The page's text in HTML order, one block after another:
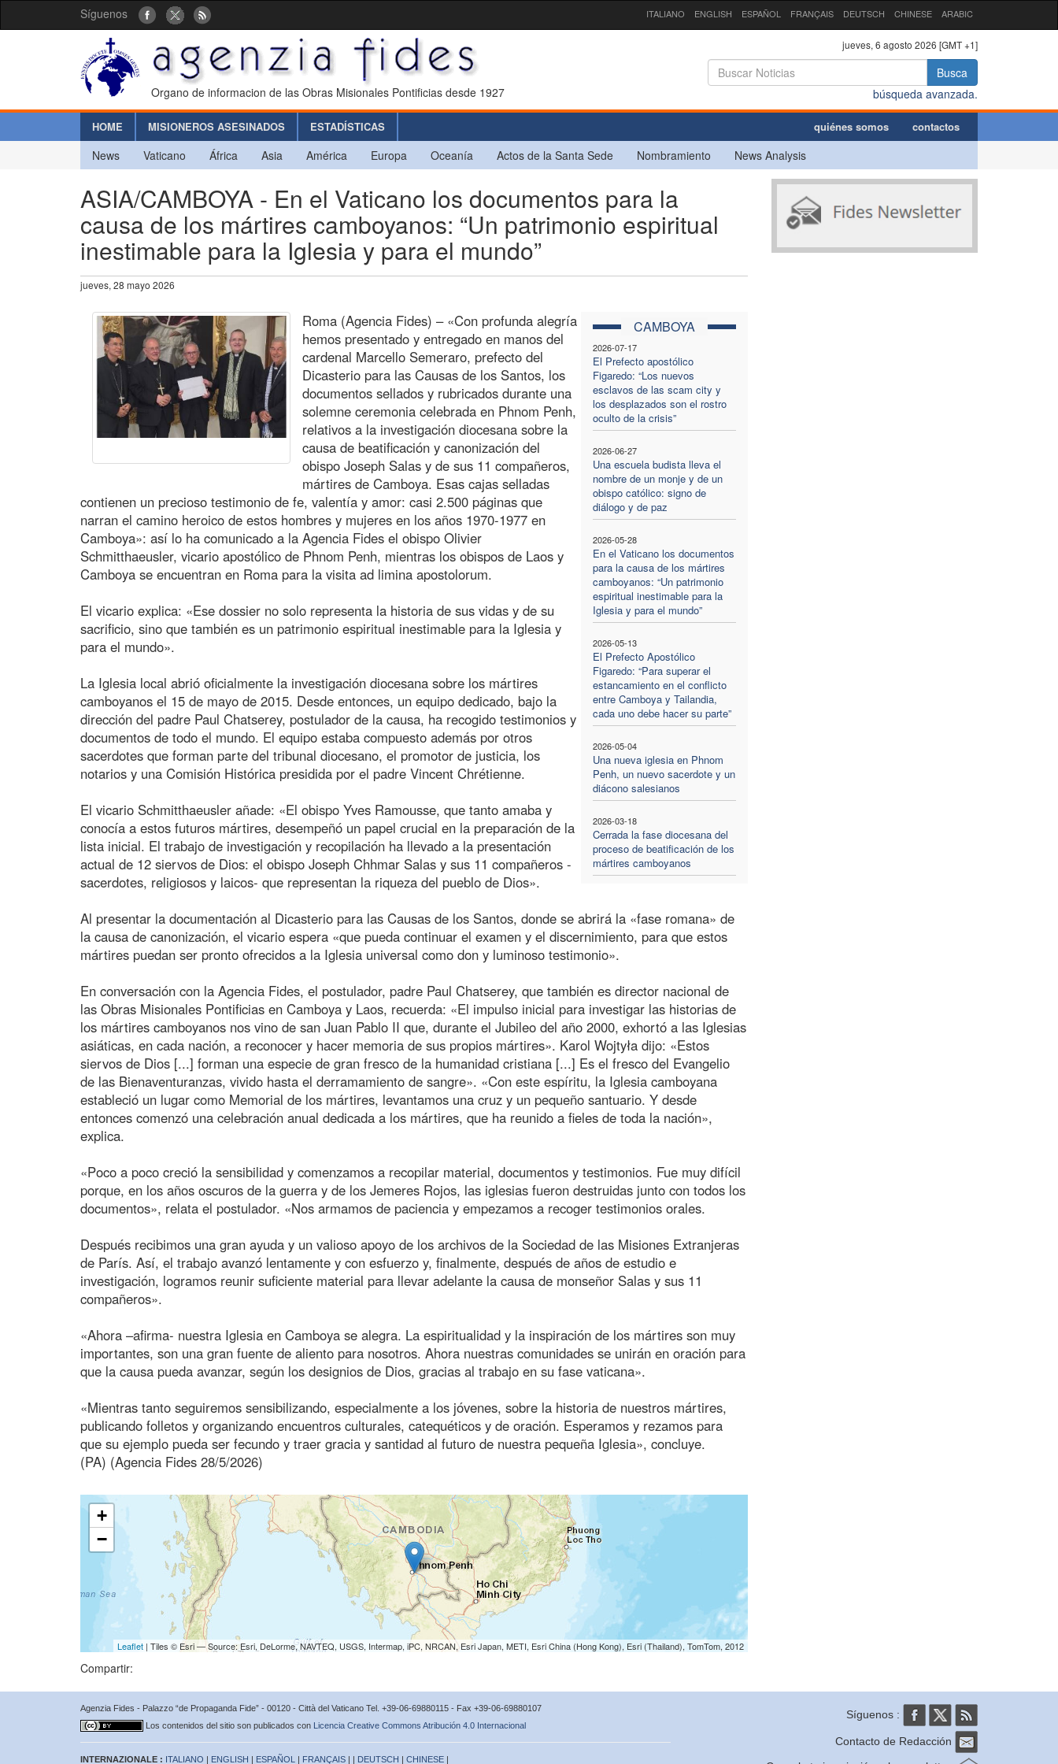
Síguenos ITALIANO ENGLISH ESPAÑOL FRANÇAIS DEUTSCH CHINESE ARABIC
Organo de informacion de las Obras Misionales Pontificias desde 1927
jueves, 6 agosto 2026 [GMT +1]
Busca
búsqueda avanzada.
HOME MISIONEROS ASESINADOS ESTADÍSTICAS quiénes somos contactos
News Vaticano África Asia América Europa Oceanía Actos de la Santa Sede Nombramiento News Analysis
ASIA/CAMBOYA - En el Vaticano los documentos para la
causa de los mártires camboyanos: “Un patrimonio espiritual
inestimable para la Iglesia y para el mundo”
jueves, 28 mayo 2026
CAMBOYA
2026-07-17
El Prefecto apostólico
Figaredo: “Los nuevos
esclavos de las scam city y
los desplazados son el rostro
oculto de la crisis”
2026-06-27
Una escuela budista lleva el
nombre de un monje y de un
obispo católico: signo de
diálogo y de paz
2026-05-28
En el Vaticano los documentos
para la causa de los mártires
camboyanos: “Un patrimonio
espiritual inestimable para la
Iglesia y para el mundo”
2026-05-13
El Prefecto Apostólico
Figaredo: “Para superar el
estancamiento en el conflicto
entre Camboya y Tailandia,
cada uno debe hacer su parte”
2026-05-04
Una nueva iglesia en Phnom
Penh, un nuevo sacerdote y un
diácono salesianos
2026-03-18
Cerrada la fase diocesana del
proceso de beatificación de los
mártires camboyanos
Roma (Agencia Fides) – «Con profunda alegría
hemos presentado y entregado en manos del
cardenal Marcello Semeraro, prefecto del
Dicasterio para las Causas de los Santos, los
documentos sellados y rubricados durante una
solemne ceremonia celebrada en Phnom Penh,
relativos a la investigación diocesana sobre la
causa de beatificación y canonización del
obispo Joseph Salas y de sus 11 compañeros,
mártires de Camboya. Esas cajas selladas
contienen un precioso testimonio de fe, valentía y amor: casi 2.500 páginas que
narran el camino heroico de estos hombres y mujeres en los años 1970-1977 en
Camboya»: así lo ha comunicado a la Agencia Fides el obispo Olivier
Schmitthaeusler, vicario apostólico de Phnom Penh, mientras los obispos de Laos y
Camboya se encuentran en Roma para la visita ad limina apostolorum.
El vicario explica: «Ese dossier no solo representa la historia de sus vidas y de su
sacrificio, sino que también es un patrimonio espiritual inestimable para la Iglesia y
para el mundo».
La Iglesia local abrió oficialmente la investigación diocesana sobre los mártires
camboyanos el 15 de mayo de 2015. Desde entonces, un equipo dedicado, bajo la
dirección del padre Paul Chatserey, postulador de la causa, ha recogido testimonios y
documentos de todo el mundo. El equipo estaba compuesto además por otros
sacerdotes que forman parte del tribunal diocesano, el promotor de justicia, los
notarios y una Comisión Histórica presidida por el padre Vincent Chrétienne.
El vicario Schmitthaeusler añade: «El obispo Yves Ramousse, que tanto amaba y
conocía a estos futuros mártires, desempeñó un papel crucial en la preparación de la
lista inicial. El trabajo de investigación y recopilación ha llevado a la presentación
actual de 12 siervos de Dios: el obispo Joseph Chhmar Salas y sus 11 compañeros -
sacerdotes, religiosos y laicos- que representan la riqueza del pueblo de Dios».
Al presentar la documentación al Dicasterio para las Causas de los Santos, donde se abrirá la «fase romana» de
la causa de canonización, el vicario espera «que pueda continuar el examen y el discernimiento, para que estos
mártires puedan ser pronto ofrecidos a la Iglesia universal como don y luminoso testimonio».
En conversación con la Agencia Fides, el postulador, padre Paul Chatserey, que también es director nacional de
las Obras Misionales Pontificias en Camboya y Laos, recuerda: «El impulso inicial para investigar las historias de
los mártires camboyanos nos vino de san Juan Pablo II que, durante el Jubileo del año 2000, exhortó a las Iglesias
asiáticas, en cada nación, a reconocer y hacer memoria de sus propios mártires». Karol Wojtyła dijo: «Estos
siervos de Dios [...] forman una especie de gran fresco de la humanidad cristiana [...] Es el fresco del Evangelio
de las Bienaventuranzas, vivido hasta el derramamiento de sangre». «Con este espíritu, la Iglesia camboyana
estableció un lugar como Memorial de los mártires, levantamos una cruz y un pequeño santuario. Y desde
entonces comenzó una celebración anual dedicada a los mártires, que ha reunido a fieles de toda la nación»,
explica.
«Poco a poco creció la sensibilidad y comenzamos a recopilar material, documentos y testimonios. Fue muy difícil
porque, en los años oscuros de la guerra y de los Jemeres Rojos, las iglesias fueron destruidas junto con todos los
documentos», relata el postulador. «Nos armamos de paciencia y empezamos a recoger testimonios orales.
Después recibimos una gran ayuda y un valioso apoyo de los archivos de la Sociedad de las Misiones Extranjeras
de París. Así, el trabajo avanzó lentamente y con esfuerzo y, finalmente, después de años de estudio e
investigación, logramos reunir suficiente material para llevar adelante la causa de monseñor Salas y sus 11
compañeros».
«Ahora –afirma- nuestra Iglesia en Camboya se alegra. La espiritualidad y la inspiración de los mártires son muy
importantes, son una gran fuente de aliento para nosotros. Ahora nuestras comunidades se unirán en oración para
que la causa pueda avanzar, según los designios de Dios, gracias al trabajo en su fase vaticana».
«Mientras tanto seguiremos sensibilizando, especialmente a los jóvenes, sobre la historia de nuestros mártires,
publicando folletos y organizando encuentros culturales, catequéticos y de oración. Esperamos y rezamos para
que su ejemplo pueda ser fecundo y traer gracia y santidad al futuro de nuestra pequeña Iglesia», concluye.
(PA) (Agencia Fides 28/5/2026)
+
−
Leaflet| Tiles © Esri — Source: Esri, DeLorme, NAVTEQ, USGS, Intermap, iPC, NRCAN, Esri Japan, METI, Esri China (Hong Kong), Esri (Thailand), TomTom, 2012
Compartir:
Agenzia Fides - Palazzo “de Propaganda Fide” - 00120 - Città del Vaticano Tel. +39-06-69880115 - Fax +39-06-69880107
Los contenidos del sitio son publicados con Licencia Creative Commons Atribución 4.0 Internacional
INTERNAZIONALE : ITALIANO | ENGLISH | ESPAÑOL | FRANÇAIS | | DEUTSCH | CHINESE |
Síguenos :
Contacto de Redacción